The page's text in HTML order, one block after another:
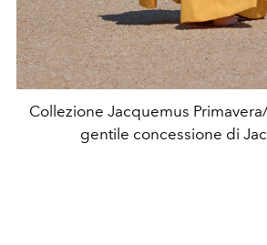
Collezione Jacquemus
gentile concessione di